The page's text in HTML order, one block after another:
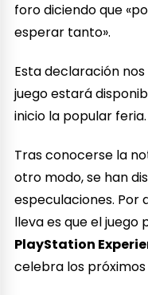
foro diciendo que
esperar tanto».
Esta declaración
juego estará
inicio la popular feria.
Tras conocerse la
otro modo, se han
especulaciones. Por
lleva es que el
PlayStation
celebra los